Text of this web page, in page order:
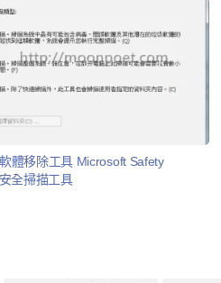
體移除工具 Microsoft Safety
全掃描工具